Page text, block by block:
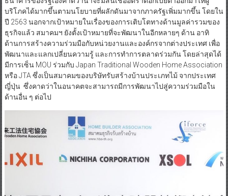
ธุรกิจแล้ว สมาคมฯ ยังตั้งเป้าหมายที่จะพัฒนาในอีกหลายๆ ด้าน อาทิ
ด้านการสร้างความร่วมมือกับหน่วยงานและองค์กรจากต่างประเทศ เพื่อ
พัฒนาและแลกเปลี่ยนความรู้ และการทำการตลาดร่วมกัน โดยล่าสุดได้
มีการเซ็น MOU ร่วมกับ Japan Traditional Wooden Home Association
หรือ JTA ซึ่งเป็นสมาคมของบริษัทรับสร้างบ้านประเภทไม้ จากประเทศ
ญี่ปุ่น ซึ่งคาดว่าในอนาคตจะสามารถมีการพัฒนาไปสู่ความร่วมมือใน
ด้านอื่น ๆ ต่อไป